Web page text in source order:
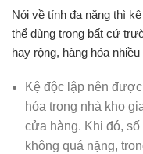
Nói về tính đa năng thì
thể dùng trong bất cứ
hay rộng, hàng hóa nhiều
Kệ độc lập nên
hóa trong nhà kho
cửa hàng. Khi đó,
không quá nặng,